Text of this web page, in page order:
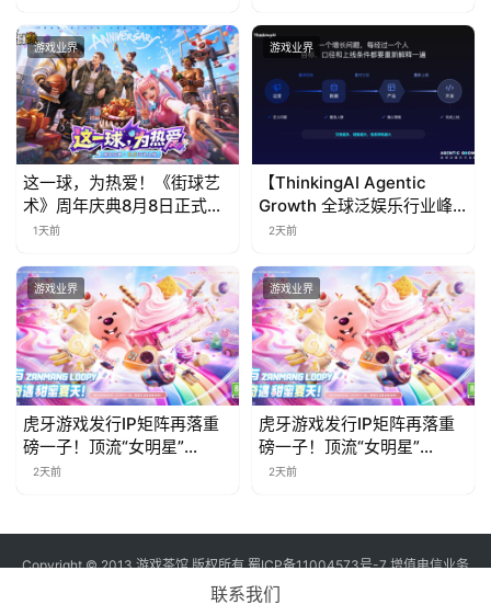
游戏业界
这一球，为热爱！《街球艺
术》周年庆典8月8日正式上
线，多重福利与全新内容同
1天前
游戏业界
【ThinkingAI Agentic
Growth 全球泛娱乐行业峰
会】Agent 时代，人到底负
2天前
游戏业界
虎牙游戏发行IP矩阵再落重
磅一子！顶流“女明星”
ZANMANG LOOPY 正版3D
2天前
游戏业界
虎牙游戏发行IP矩阵再落重
磅一子！顶流“女明星”
ZANMANG LOOPY 正版3D
2天前
Copyright © 2013 游戏茶馆 版权所有蜀ICP备11004573号-7增值电信业务
经营许可证 川B2-20170060号
联系我们